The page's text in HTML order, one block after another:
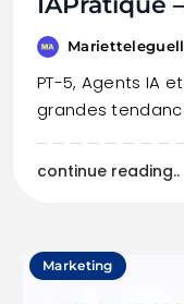
PT-5, Agents IA
grandes
continue reading..
Marketing